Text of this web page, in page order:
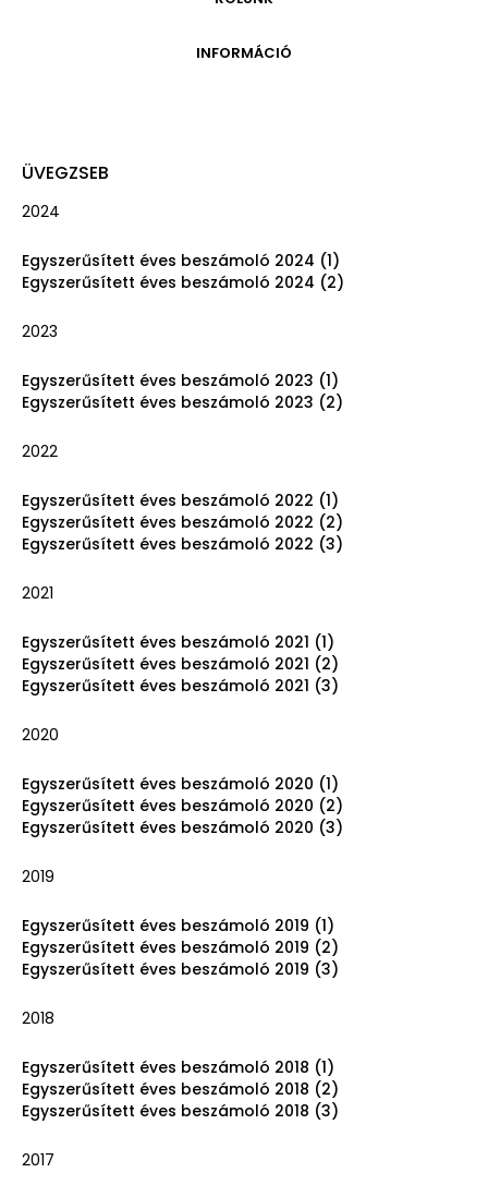
PÉCSI JÓZSEF - A NÉVADÓ
ARCHÍVUM 2014-2018
INFORMÁCIÓ
ÜVEGZSEB
2024
Egyszerűsített éves beszámoló 2024 (1)
Egyszerűsített éves beszámoló 2024 (2)
2023
Egyszerűsített éves beszámoló 2023 (1)
Egyszerűsített éves beszámoló 2023 (2)
2022
Egyszerűsített éves beszámoló 2022 (1)
Egyszerűsített éves beszámoló 2022 (2)
Egyszerűsített éves beszámoló 2022 (3)
2021
Egyszerűsített éves beszámoló 2021 (1)
Egyszerűsített éves beszámoló 2021 (2)
Egyszerűsített éves beszámoló 2021 (3)
2020
Egyszerűsített éves beszámoló 2020 (1)
Egyszerűsített éves beszámoló 2020 (2)
Egyszerűsített éves beszámoló 2020 (3)
2019
Egyszerűsített éves beszámoló 2019 (1)
Egyszerűsített éves beszámoló 2019 (2)
Egyszerűsített éves beszámoló 2019 (3)
2018
Egyszerűsített éves beszámoló 2018 (1)
Egyszerűsített éves beszámoló 2018 (2)
Egyszerűsített éves beszámoló 2018 (3)
2017